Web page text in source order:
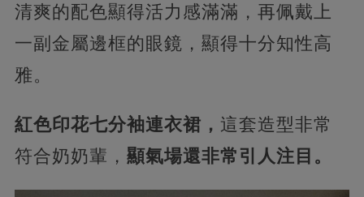
清爽的配色顯得活力感滿滿，再佩戴上
一副金屬邊框的眼鏡，顯得十分知性高
雅。
紅色印花七分袖連衣裙， 這套造型非常
符合奶奶輩， 顯氣場還非常引人注目。